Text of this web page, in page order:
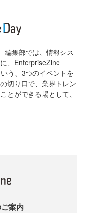
編集部では、情報シス
、EnterpriseZine
う、3つのイベントを
切り口で、業界トレン
とができる場として、
案内